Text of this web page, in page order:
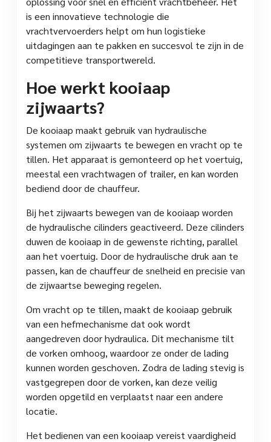
is een innovatieve technologie die
vrachtvervoerders helpt om hun logistieke
uitdagingen aan te pakken en succesvol te zijn in de
competitieve transportwereld.
Hoe werkt kooiaap
zijwaarts?
De kooiaap maakt gebruik van hydraulische
systemen om zijwaarts te bewegen en vracht op te
tillen. Het apparaat is gemonteerd op het voertuig,
meestal een vrachtwagen of trailer, en kan worden
bediend door de chauffeur.
Bij het zijwaarts bewegen van de kooiaap worden
de hydraulische cilinders geactiveerd. Deze cilinders
duwen de kooiaap in de gewenste richting, parallel
aan het voertuig. Door de hydraulische druk aan te
passen, kan de chauffeur de snelheid en precisie van
de zijwaartse beweging regelen.
Om vracht op te tillen, maakt de kooiaap gebruik
van een hefmechanisme dat ook wordt
aangedreven door hydraulica. Dit mechanisme tilt
de vorken omhoog, waardoor ze onder de lading
kunnen worden geschoven. Zodra de lading stevig is
vastgegrepen door de vorken, kan deze veilig
worden opgetild en verplaatst naar een andere
locatie.
Het bedienen van een kooiaap vereist vaardigheid